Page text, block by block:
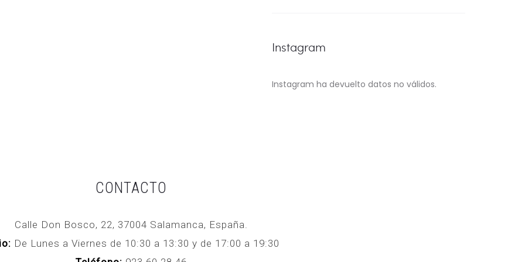
Instagram
Instagram ha devuelto datos no válidos.
CONTACTO
Calle Don Bosco, 22, 37004 Salamanca, España.
De Lunes a Viernes de 10:30 a 13:30 y de 17:00 a 19:30